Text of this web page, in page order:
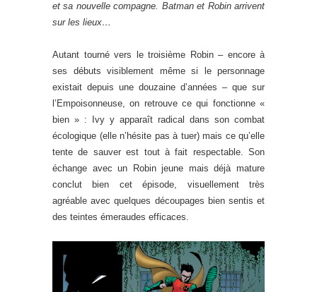
et sa nouvelle compagne. Batman et Robin arrivent
sur les lieux…
Autant tourné vers le troisième Robin – encore à
ses débuts visiblement même si le personnage
existait depuis une douzaine d’années – que sur
l’Empoisonneuse, on retrouve ce qui fonctionne «
bien » : Ivy y apparaît radical dans son combat
écologique (elle n’hésite pas à tuer) mais ce qu’elle
tente de sauver est tout à fait respectable. Son
échange avec un Robin jeune mais déjà mature
conclut bien cet épisode, visuellement très
agréable avec quelques découpages bien sentis et
des teintes émeraudes efficaces.